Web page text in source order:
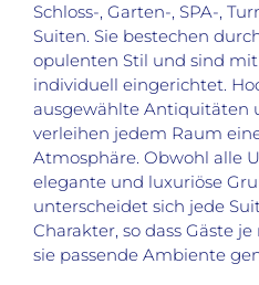
Schloss-, Garten-, SPA-,
Suiten. Sie bestechen
opulenten Stil und sind
individuell eingerichtet.
ausgewählte Antiquitäten
verleihen jedem Raum
Atmosphäre. Obwohl alle
elegante und luxuriöse
unterscheidet sich jede
Charakter, so dass Gäste
sie passende Ambiente